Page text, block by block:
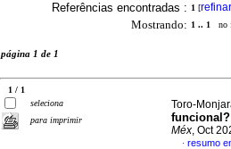
Referências encontradas : 1 [refinar
Mostrando: 1 .. 1 no
página 1 de 1
1 / 1
seleciona
para imprimir
Toro-
Méx, Oct
· resumo